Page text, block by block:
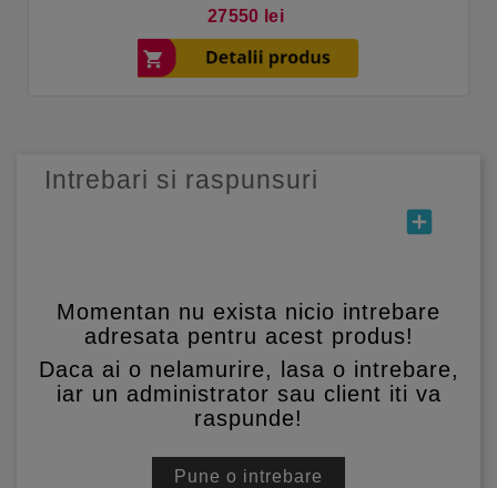
27550 lei
Intrebari si raspunsuri
add_box
Momentan nu exista nicio intrebare
adresata pentru acest produs!
Daca ai o nelamurire, lasa o intrebare,
iar un administrator sau client iti va
raspunde!
Pune o intrebare